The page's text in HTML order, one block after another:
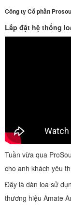
Công ty Cổ phần
Lắp đặt hệ thống
Tuần vừa qua
cho anh khách yêu
Đây là dàn loa sử
thương hiệu Amate